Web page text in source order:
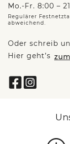
Mo.-Fr. 8:00 –
Regulärer
abweichend.
Oder schreib
Hier geht’s